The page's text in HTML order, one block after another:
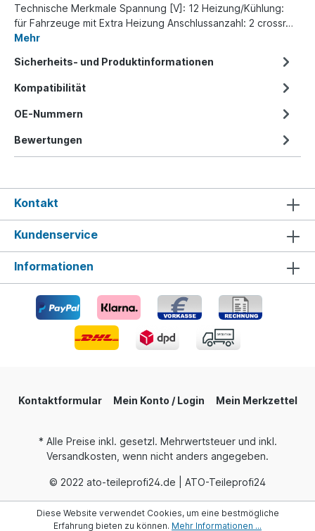
Technische Merkmale Spannung [V]: 12 Heizung/Kühlung:
für Fahrzeuge mit Extra Heizung Anschlussanzahl: 2 crossr…
Mehr
Sicherheits- und Produktinformationen
Kompatibilität
OE-Nummern
Bewertungen
Kontakt
Kundenservice
Informationen
Kontaktformular Mein Konto / Login Mein Merkzettel
* Alle Preise inkl. gesetzl. Mehrwertsteuer und inkl.
Versandkosten, wenn nicht anders angegeben.
© 2022 ato-teileprofi24.de | ATO-Teileprofi24
Diese Website verwendet Cookies, um eine bestmögliche
Erfahrung bieten zu können. Mehr Informationen ...